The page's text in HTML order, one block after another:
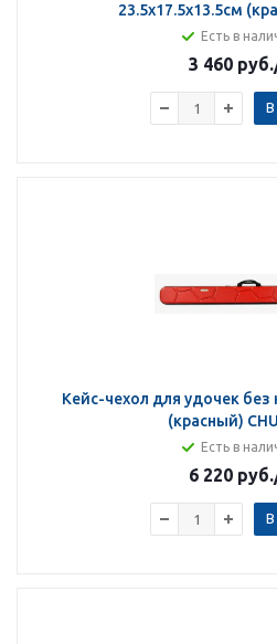
23.5х17.5х13.5см
Есть в
3 460 руб.
В
Кейс-чехол для удочек без
(красный)
Есть в
6 220 руб.
В